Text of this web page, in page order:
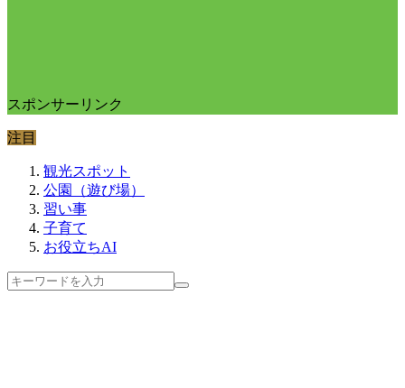
スポンサーリンク
注目
観光スポット
公園（遊び場）
習い事
子育て
お役立ちAI